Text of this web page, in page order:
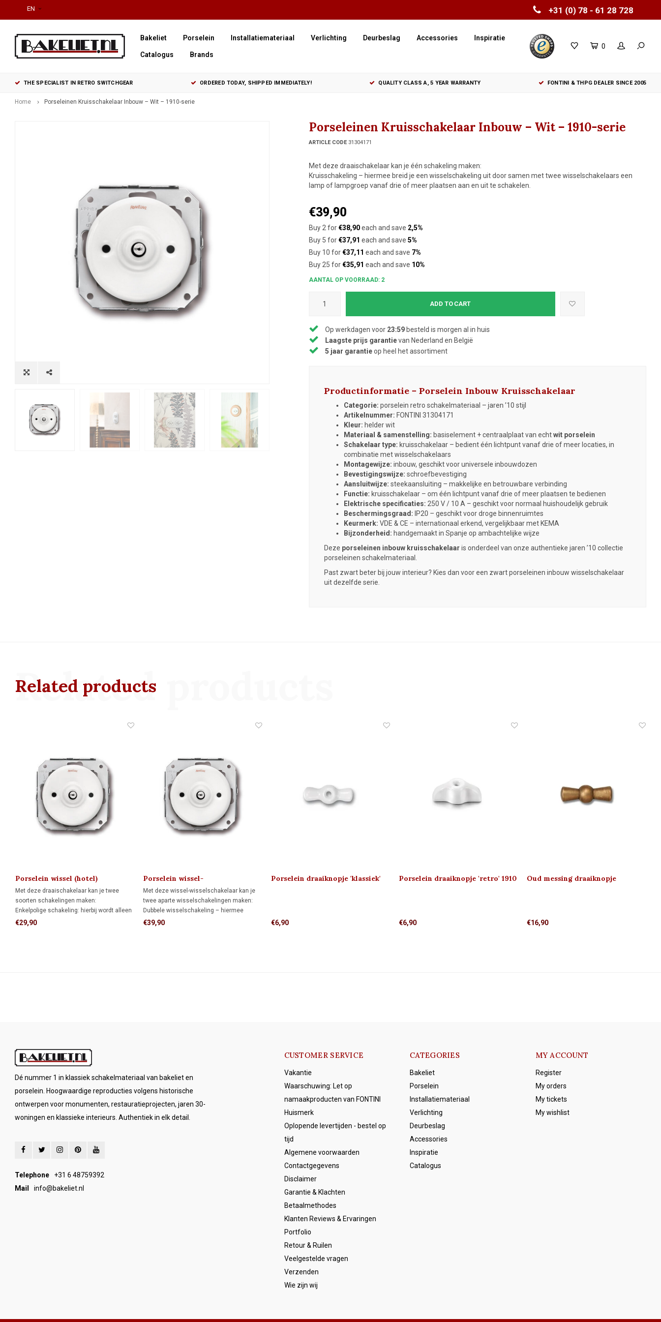
+31 (0) 78 - 61 28 728
EN
Bakeliet Porselein Installatiemateriaal Verlichting Deurbeslag Accessories Inspiratie
Catalogus Brands
0
THE SPECIALIST IN RETRO SWITCHGEAR ORDERED TODAY, SHIPPED IMMEDIATELY! QUALITY CLASS A, 5 YEAR WARRANTY FONTINI & THPG DEALER SINCE 2005
Home Porseleinen Kruisschakelaar Inbouw – Wit – 1910-serie
Porseleinen Kruisschakelaar Inbouw – Wit – 1910-serie
ARTICLE CODE31304171
Met deze draaischakelaar kan je één schakeling maken:
Kruisschakeling – hiermee breid je een wisselschakeling uit door samen met twee wisselschakelaars een
lamp of lampgroep vanaf drie of meer plaatsen aan en uit te schakelen.
€39,90
Buy 2 for€38,90each and save 2,5%
Buy 5 for€37,91 each and save 5%
Buy 10 for€37,11 each and save 7%
Buy 25 for€35,91 each and save 10%
AANTAL OP VOORRAAD: 2
ADD TO CART
Op werkdagen voor 23:59besteld is morgen al in huis
Laagste prijs garantievan Nederland en België
5 jaar garantieop heel het assortiment
Productinformatie – Porselein Inbouw Kruisschakelaar
Categorie: porselein retro schakelmateriaal – jaren ’10 stijl
Artikelnummer: FONTINI 31304171
Kleur: helder wit
Materiaal & samenstelling: basiselement + centraalplaat van echtwit porselein
Schakelaar type: kruisschakelaar – bedient één lichtpunt vanaf drie of meer locaties, in
combinatie met wisselschakelaars
Montagewijze: inbouw, geschikt voor universele inbouwdozen
Bevestigingswijze: schroefbevestiging
Aansluitwijze: steekaansluiting – makkelijke en betrouwbare verbinding
Functie: kruisschakelaar – om één lichtpunt vanaf drie of meer plaatsen te bedienen
Elektrische specificaties: 250 V / 10 A – geschikt voor normaal huishoudelijk gebruik
Beschermingsgraad: IP20 – geschikt voor droge binnenruimtes
Keurmerk: VDE & CE – internationaal erkend, vergelijkbaar met KEMA
Bijzonderheid: handgemaakt in Spanje op ambachtelijke wijze
Deze porseleinen inbouw kruisschakelaar is onderdeel van onze authentieke jaren ’10 collectie
porseleinen schakelmateriaal.
Past zwart beter bij jouw interieur? Kies dan voor een zwart porseleinen inbouw wisselschakelaar
uit dezelfde serie.
Related products
Related products
Porselein wissel (hotel)
schakelaar 1910
Met deze draaischakelaar kan je twee
soorten schakelingen maken:
Enkelpolige schakeling: hierbij wordt alleen
de stroomvoerende draad onderbroken.
€29,90
Porselein wissel-
wisselschakelaar 1910
Met deze wissel-wisselschakelaar kan je
twee aparte wisselschakelingen maken:
Dubbele wisselschakeling – hiermee
bedien je twee lampen onafhankelijk van
€39,90
Porselein draaiknopje 'klassiek'
€6,90
Porselein draaiknopje 'retro' 1910
€6,90
Oud messing draaiknopje
€16,90
Dé nummer 1 in klassiek schakelmateriaal van bakeliet en
porselein. Hoogwaardige reproducties volgens historische
ontwerpen voor monumenten, restauratieprojecten, jaren 30-
woningen en klassieke interieurs. Authentiek in elk detail.
Telephone
+31 6 48759392
Mail
info@bakeliet.nl
CUSTOMER SERVICE
Vakantie
Waarschuwing: Let op
namaakproducten van FONTINI
Huismerk
Oplopende levertijden - bestel op
tijd
Algemene voorwaarden
Contactgegevens
Disclaimer
Garantie & Klachten
Betaalmethodes
Klanten Reviews & Ervaringen
Portfolio
Retour & Ruilen
Veelgestelde vragen
Verzenden
Wie zijn wij
CATEGORIES
Bakeliet
Porselein
Installatiemateriaal
Verlichting
Deurbeslag
Accessories
Inspiratie
Catalogus
MY ACCOUNT
Register
My orders
My tickets
My wishlist